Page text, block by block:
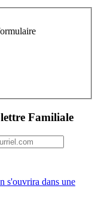
Familiale
s'ouvrira dans une